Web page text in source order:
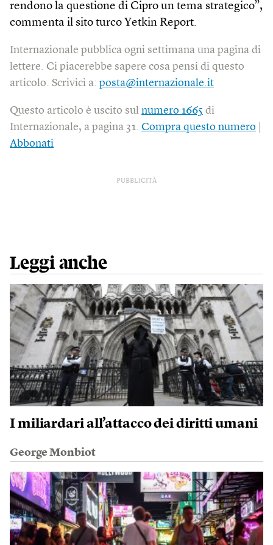
rendono la questione di Cipro un tema strategico”,
commenta il sito turco Yetkin Report.
Internazionale pubblica ogni settimana una pagina di
lettere. Ci piacerebbe sapere cosa pensi di questo
articolo. Scrivici a: posta@internazionale.it
Questo articolo è uscito sul numero 1665 di
Internazionale, a pagina 31. Compra questo numero
Abbonati
PUBBLICITÀ
Leggi anche
I miliardari all’attacco dei diritti umani
George Monbiot